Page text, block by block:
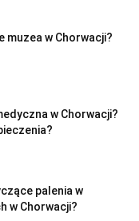
muzea w Chorwacji?
w Chorwacji?
palenia w
w Chorwacji?